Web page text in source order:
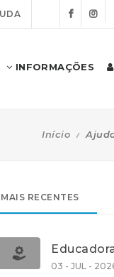
INFORMAÇÕES
Início
MAIS RECENTES
03 - JUL -